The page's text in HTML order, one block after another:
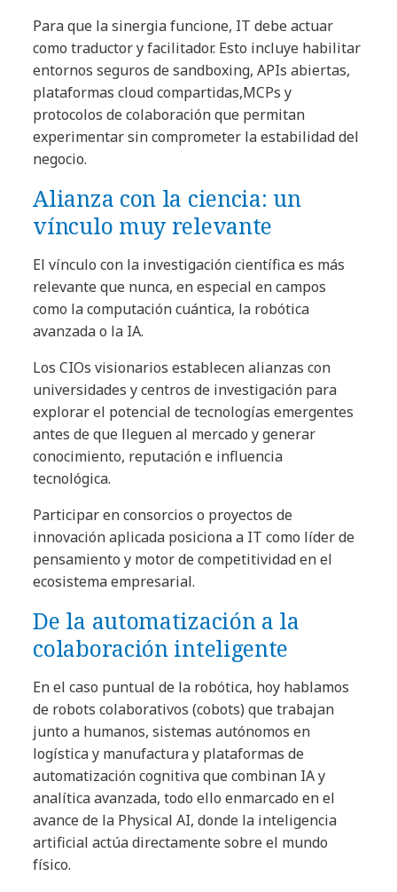
Para que la sinergia funcione, IT debe actuar
como traductor y facilitador. Esto incluye habilitar
entornos seguros de sandboxing, APIs abiertas,
plataformas cloud compartidas,MCPs y
protocolos de colaboración que permitan
experimentar sin comprometer la estabilidad del
negocio.
Alianza con la ciencia: un
vínculo muy relevante
El vínculo con la investigación científica es más
relevante que nunca, en especial en campos
como la computación cuántica, la robótica
avanzada o la IA.
Los CIOs visionarios establecen alianzas con
universidades y centros de investigación para
explorar el potencial de tecnologías emergentes
antes de que lleguen al mercado y generar
conocimiento, reputación e influencia
tecnológica.
Participar en consorcios o proyectos de
innovación aplicada posiciona a IT como líder de
pensamiento y motor de competitividad en el
ecosistema empresarial.
De la automatización a la
colaboración inteligente
En el caso puntual de la robótica, hoy hablamos
de robots colaborativos (cobots) que trabajan
junto a humanos, sistemas autónomos en
logística y manufactura y plataformas de
automatización cognitiva que combinan IA y
analítica avanzada, todo ello enmarcado en el
avance de la Physical AI, donde la inteligencia
artificial actúa directamente sobre el mundo
físico.